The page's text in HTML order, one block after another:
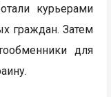
курьерами
граждан. Затем
для